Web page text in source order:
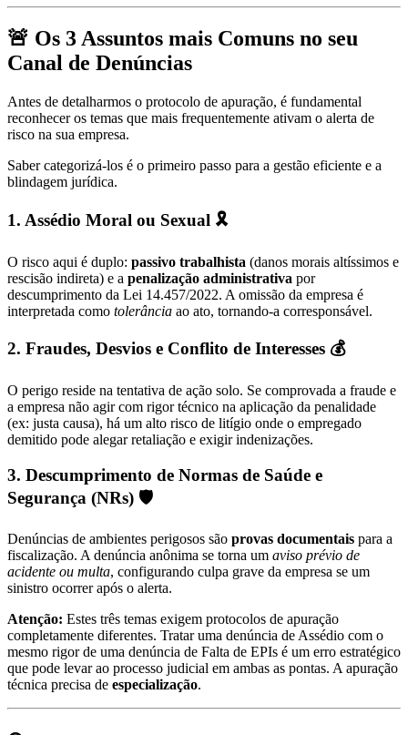
🚨 Os 3 Assuntos mais Comuns no seu
Canal de Denúncias
Antes de detalharmos o protocolo de apuração, é fundamental
reconhecer os temas que mais frequentemente ativam o alerta de
risco na sua empresa.
Saber categorizá-los é o primeiro passo para a gestão eficiente e a
blindagem jurídica.
1. Assédio Moral ou Sexual 🎗️
O risco aqui é duplo: passivo trabalhista (danos morais altíssimos e
rescisão indireta) e a penalização administrativa por
descumprimento da Lei 14.457/2022. A omissão da empresa é
interpretada como tolerância ao ato, tornando-a corresponsável.
2. Fraudes, Desvios e Conflito de Interesses 💰
O perigo reside na tentativa de ação solo. Se comprovada a fraude e
a empresa não agir com rigor técnico na aplicação da penalidade
(ex: justa causa), há um alto risco de litígio onde o empregado
demitido pode alegar retaliação e exigir indenizações.
3. Descumprimento de Normas de Saúde e
Segurança (NRs) 🛡️
Denúncias de ambientes perigosos são provas documentais para a
fiscalização. A denúncia anônima se torna um aviso prévio de
acidente ou multa, configurando culpa grave da empresa se um
sinistro ocorrer após o alerta.
Atenção: Estes três temas exigem protocolos de apuração
completamente diferentes. Tratar uma denúncia de Assédio com o
mesmo rigor de uma denúncia de Falta de EPIs é um erro estratégico
que pode levar ao processo judicial em ambas as pontas. A apuração
técnica precisa de especialização.